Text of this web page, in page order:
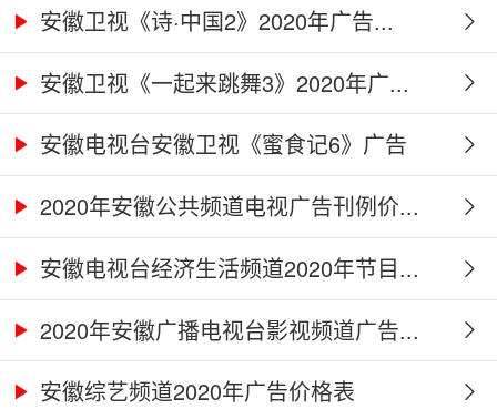
安徽卫视《诗·中国2》2020年广告...
安徽卫视《一起来跳舞3》2020年广...
安徽电视台安徽卫视《蜜食记6》广告
合...2020年安徽公共频道电视广告刊例价...
安徽电视台经济生活频道2020年节目...
2020年安徽广播电视台影视频道广告...
安徽综艺频道2020年广告价格表